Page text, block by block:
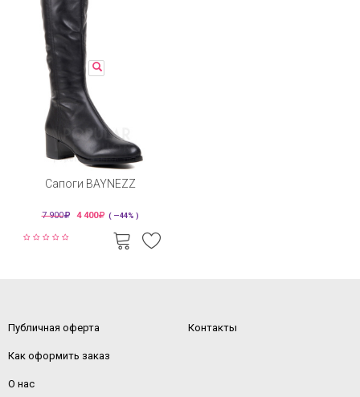
Сапоги BAYNEZZ
7 900 4 400 ( —44% )
Публичная оферта
Как оформить заказ
О нас
Контакты